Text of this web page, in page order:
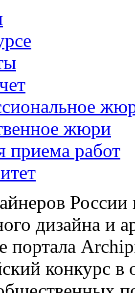
жюри
приема работ
России
дизайна и
портала
конкурс в